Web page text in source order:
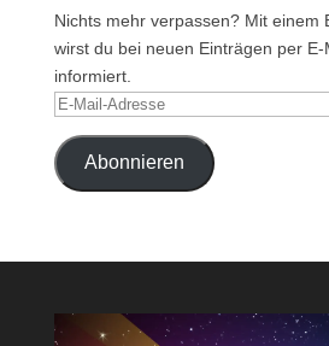
Nichts mehr verpassen? Mit einem
wirst du bei neuen Einträgen per
informiert.
E-
AdresseAbonnieren